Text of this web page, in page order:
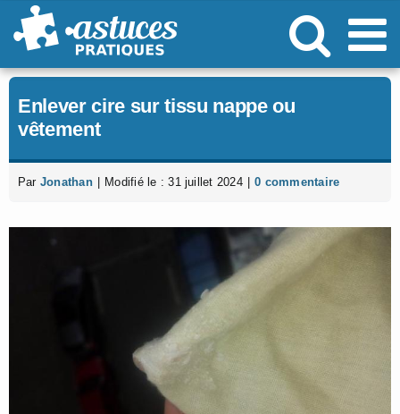
Passer
au
Enlever cire sur tissu nappe ou
vêtement
Par Jonathan Modifié le : 31 juillet 2024 0 commentaire